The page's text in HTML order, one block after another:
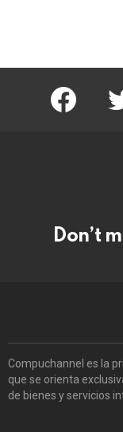
facebook
Don’t
Compuchannel es la
que se orienta
de bienes y servicios